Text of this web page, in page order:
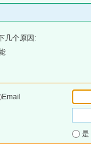
几个原因:
Email